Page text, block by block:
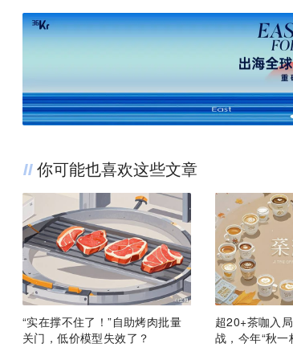
你可能也喜欢这些文章
“实在撑不住了！”自助烤肉批量
关门，低价模型失效了？
超20+茶咖入
战，今年“秋一